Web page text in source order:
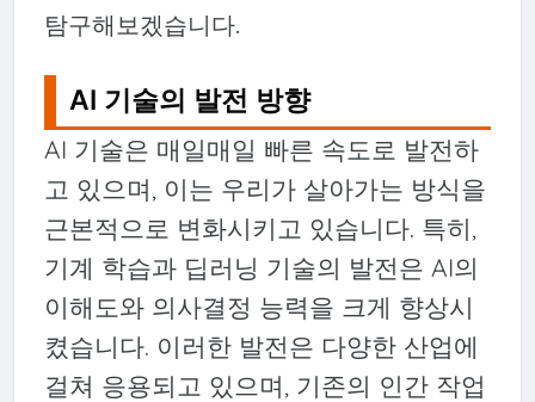
탐구해보겠습니다.
AI 기술의 발전 방향
AI 기술은 매일매일 빠른 속도로 발전하
고 있으며, 이는 우리가 살아가는 방식을
근본적으로 변화시키고 있습니다. 특히,
기계 학습과 딥러닝 기술의 발전은 AI의
이해도와 의사결정 능력을 크게 향상시
켰습니다. 이러한 발전은 다양한 산업에
걸쳐 응용되고 있으며, 기존의 인간 작업